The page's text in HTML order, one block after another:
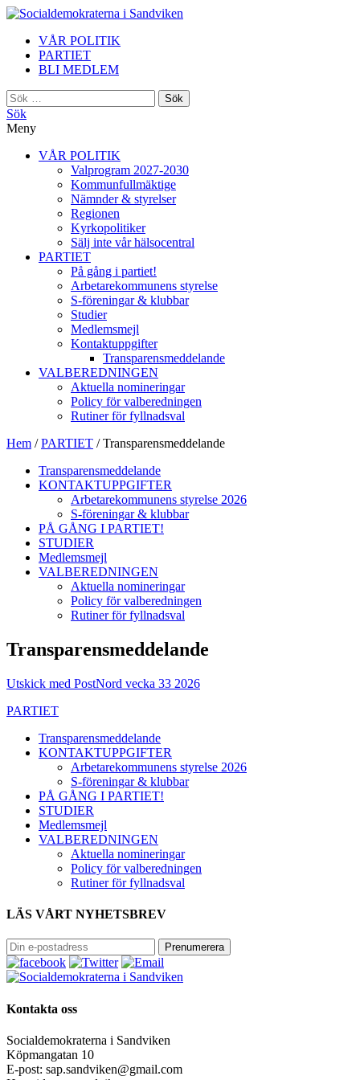
i Sandviken
VÅR POLITIK
PARTIET
BLI MEDLEM
Sök
efter:
Sök
Meny
VÅR POLITIK
Valprogram 2027-2030
Kommunfullmäktige
Nämnder & styrelser
Regionen
Kyrkopolitiker
Sälj inte vår hälsocentral
PARTIET
På gång i partiet!
Arbetarekommunens styrelse
S-föreningar & klubbar
Studier
Medlemsmejl
Kontaktuppgifter
Transparensmeddelande
VALBEREDNINGEN
Aktuella nomineringar
Policy för valberedningen
Rutiner för fyllnadsval
Hem /PARTIET /Transparensmeddelande
Transparensmeddelande
KONTAKTUPPGIFTER
Arbetarekommunens styrelse 2026
S-föreningar & klubbar
PÅ GÅNG I PARTIET!
STUDIER
Medlemsmejl
VALBEREDNINGEN
Aktuella nomineringar
Policy för valberedningen
Rutiner för fyllnadsval
Transparensmeddelande
Utskick med PostNord vecka 33 2026
PARTIET
Transparensmeddelande
KONTAKTUPPGIFTER
Arbetarekommunens styrelse 2026
S-föreningar & klubbar
PÅ GÅNG I PARTIET!
STUDIER
Medlemsmejl
VALBEREDNINGEN
Aktuella nomineringar
Policy för valberedningen
Rutiner för fyllnadsval
LÄS VÅRT NYHETSBREV
i Sandviken
Kontakta oss
Socialdemokraterna i Sandviken
Köpmangatan 10
E-post: sap.sandviken@gmail.com